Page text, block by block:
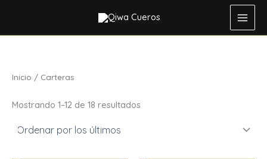
contenido
Inicio / Carteras
Mostrando 1–12 de 18 resultados
los